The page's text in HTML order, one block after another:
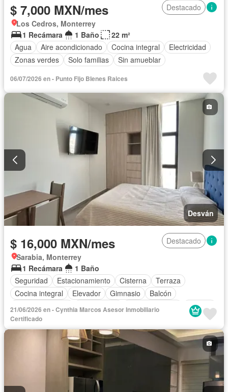
$ 7,000 MXN/mes
Destacado
Los Cedros, Monterrey
1 Recámara
1 Baño
22 m²
Agua
Aire acondicionado Cocina integral
Electricidad
Zonas verdes
Solo familias Sin amueblar
06/07/2026 en - Punto Fijo BIenes Raices
Desván
$ 16,000 MXN/mes
Destacado
Sarabia, Monterrey
1 Recámara
1 Baño
Seguridad
Estacionamiento Cisterna
Terraza
Cocina integral
Elevador Gimnasio
Balcón
Cocina equipada
Zona infantil Sala polivalente
Internet
Aire acondicionado
Gas natural
Asador Despacho
Vista panorámica
Recámara con closet
Caseta de vigilancia
Wifi
Completamente amueblado
21/06/2026 en - Cynthia Marcos Asesor Inmobiliario
Certificado